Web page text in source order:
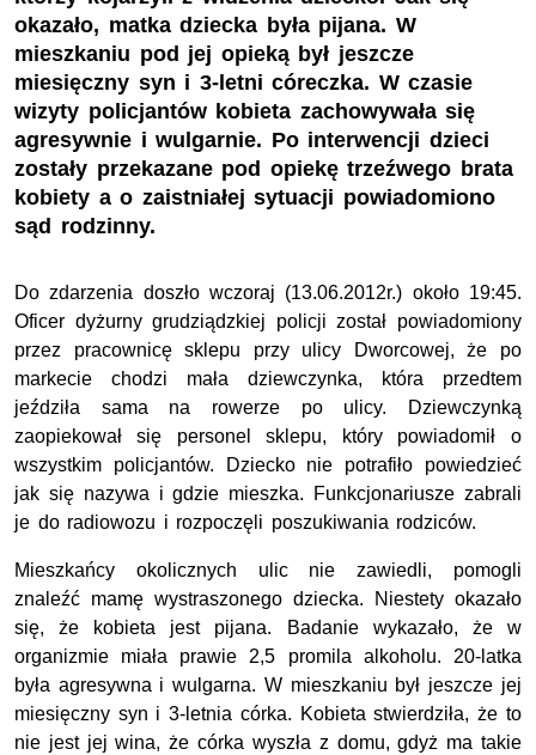
okazało, matka dziecka była pijana. W
mieszkaniu pod jej opieką był jeszcze
miesięczny syn i 3-letni córeczka. W czasie
wizyty policjantów kobieta zachowywała się
agresywnie i wulgarnie. Po interwencji dzieci
zostały przekazane pod opiekę trzeźwego brata
kobiety a o zaistniałej sytuacji powiadomiono
sąd rodzinny.
Do zdarzenia doszło wczoraj (13.06.2012r.) około 19:45.
Oficer dyżurny grudziądzkiej policji został powiadomiony
przez pracownicę sklepu przy ulicy Dworcowej, że po
markecie chodzi mała dziewczynka, która przedtem
jeździła sama na rowerze po ulicy. Dziewczynką
zaopiekował się personel sklepu, który powiadomił o
wszystkim policjantów. Dziecko nie potrafiło powiedzieć
jak się nazywa i gdzie mieszka. Funkcjonariusze zabrali
je do radiowozu i rozpoczęli poszukiwania rodziców.
Mieszkańcy okolicznych ulic nie zawiedli, pomogli
znaleźć mamę wystraszonego dziecka. Niestety okazało
się, że kobieta jest pijana. Badanie wykazało, że w
organizmie miała prawie 2,5 promila alkoholu. 20-latka
była agresywna i wulgarna. W mieszkaniu był jeszcze jej
miesięczny syn i 3-letnia córka. Kobieta stwierdziła, że to
nie jest jej wina, że córka wyszła z domu, gdyż ma takie